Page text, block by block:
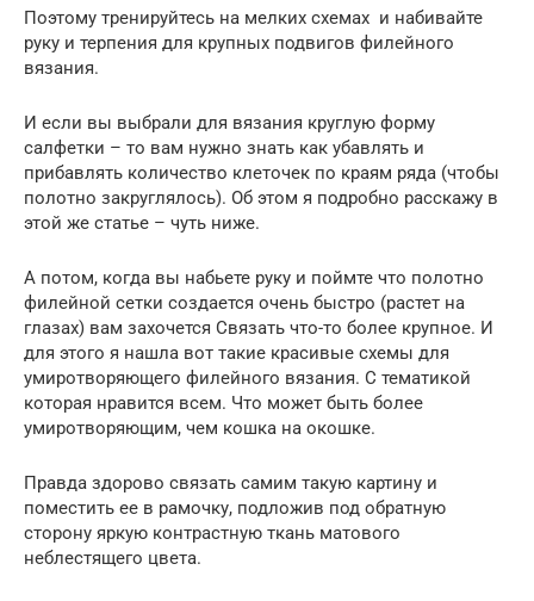
Поэтому тренируйтесь на мелких схемах и набивайте
руку и терпения для крупных подвигов филейного
вязания.
И если вы выбрали для вязания круглую форму
салфетки – то вам нужно знать как убавлять и
прибавлять количество клеточек по краям ряда (чтобы
полотно закруглялось). Об этом я подробно расскажу в
этой же статье – чуть ниже.
А потом, когда вы набьете руку и поймте что полотно
филейной сетки создается очень быстро (растет на
глазах) вам захочется Связать что-то более крупное. И
для этого я нашла вот такие красивые схемы для
умиротворяющего филейного вязания. С тематикой
которая нравится всем. Что может быть более
умиротворяющим, чем кошка на окошке.
Правда здорово связать самим такую картину и
поместить ее в рамочку, подложив под обратную
сторону яркую контрастную ткань матового
неблестящего цвета.